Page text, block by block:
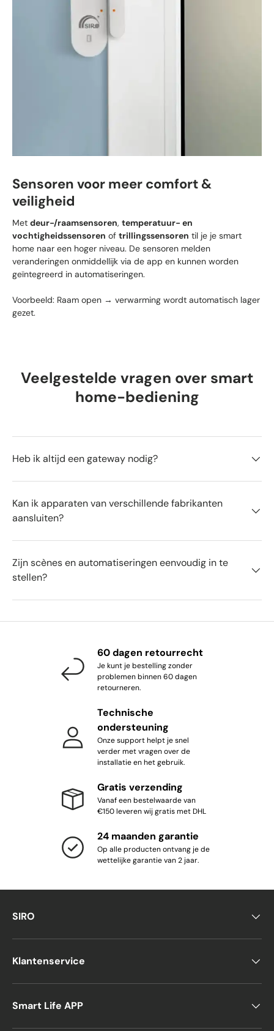
Sensoren voor meer comfort &
veiligheid
Met deur-/raamsensoren, temperatuur- en
vochtigheidssensoren of trillingssensoren til je je smart
home naar een hoger niveau. De sensoren melden
veranderingen onmiddellijk via de app en kunnen worden
geïntegreerd in automatiseringen.
Voorbeeld: Raam open → verwarming wordt automatisch lager
gezet.
Veelgestelde vragen over smart
home-bediening
Heb ik altijd een gateway nodig?
Kan ik apparaten van verschillende fabrikanten
aansluiten?
Zijn scènes en automatiseringen eenvoudig in te
stellen?
60 dagen retourrecht
Je kunt je bestelling zonder
problemen binnen 60 dagen
retourneren.
Technische
ondersteuning
Onze support helpt je snel
verder met vragen over de
installatie en het gebruik.
Gratis verzending
Vanaf een bestelwaarde van
€150 leveren wij gratis met DHL
24 maanden garantie
Op alle producten ontvang je de
wettelijke garantie van 2 jaar.
SIRO
Klantenservice
Smart Life APP